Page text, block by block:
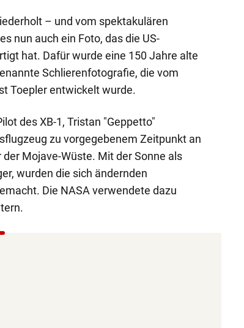
– und vom spektakulären
nun auch ein Foto, das die US-
hat. Dafür wurde eine 150 Jahre alte
Schlierenfotografie, die vom
Toepler entwickelt wurde.
des XB-1, Tristan "Geppetto"
zu vorgegebenem Zeitpunkt an
Mojave-Wüste. Mit der Sonne als
wurden die sich ändernden
Die NASA verwendete dazu